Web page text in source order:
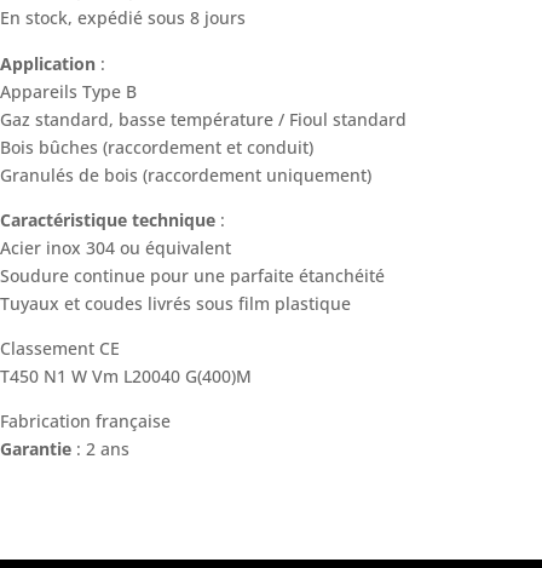
En stock, expédié sous 8 jours
Application :
Appareils Type B
Gaz standard, basse température / Fioul standard
Bois bûches (raccordement et conduit)
Granulés de bois (raccordement uniquement)
Caractéristique technique :
Acier inox 304 ou équivalent
Soudure continue pour une parfaite étanchéité
Tuyaux et coudes livrés sous film plastique
Classement CE
T450 N1 W Vm L20040 G(400)M
Fabrication française
Garantie : 2 ans